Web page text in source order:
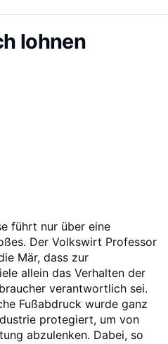
lohnen
führt nur über eine
Der Volkswirt Professor
Mär, dass zur
allein das Verhalten der
verantwortlich sei.
Fußabdruck wurde ganz
protegiert, um von
abzulenken. Dabei, so